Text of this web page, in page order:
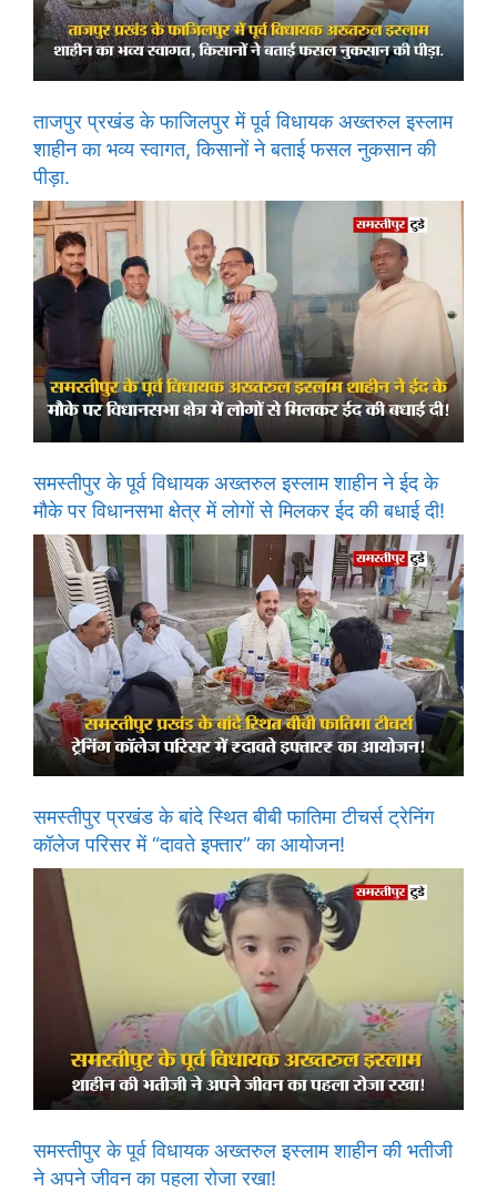
ताजपुर प्रखंड के फाजिलपुर में पूर्व विधायक अख्तरुल इस्लाम
शाहीन का भव्य स्वागत, किसानों ने बताई फसल नुकसान की
पीड़ा.
समस्तीपुर के पूर्व विधायक अख्तरुल इस्लाम शाहीन ने ईद के
मौके पर विधानसभा क्षेत्र में लोगों से मिलकर ईद की बधाई दी!
समस्तीपुर प्रखंड के बांदे स्थित बीबी फातिमा टीचर्स ट्रेनिंग
कॉलेज परिसर में “दावते इफ्तार” का आयोजन!
समस्तीपुर के पूर्व विधायक अख्तरुल इस्लाम शाहीन की भतीजी
ने अपने जीवन का पहला रोजा रखा!